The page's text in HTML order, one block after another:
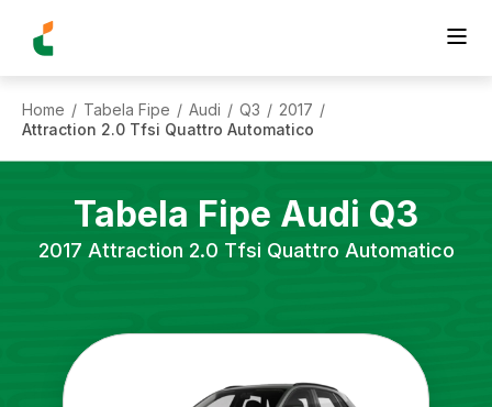
Home / Tabela Fipe / Audi / Q3 / 2017 /
Attraction 2.0 Tfsi Quattro Automatico
Tabela Fipe Audi Q3
2017 Attraction 2.0 Tfsi Quattro Automatico